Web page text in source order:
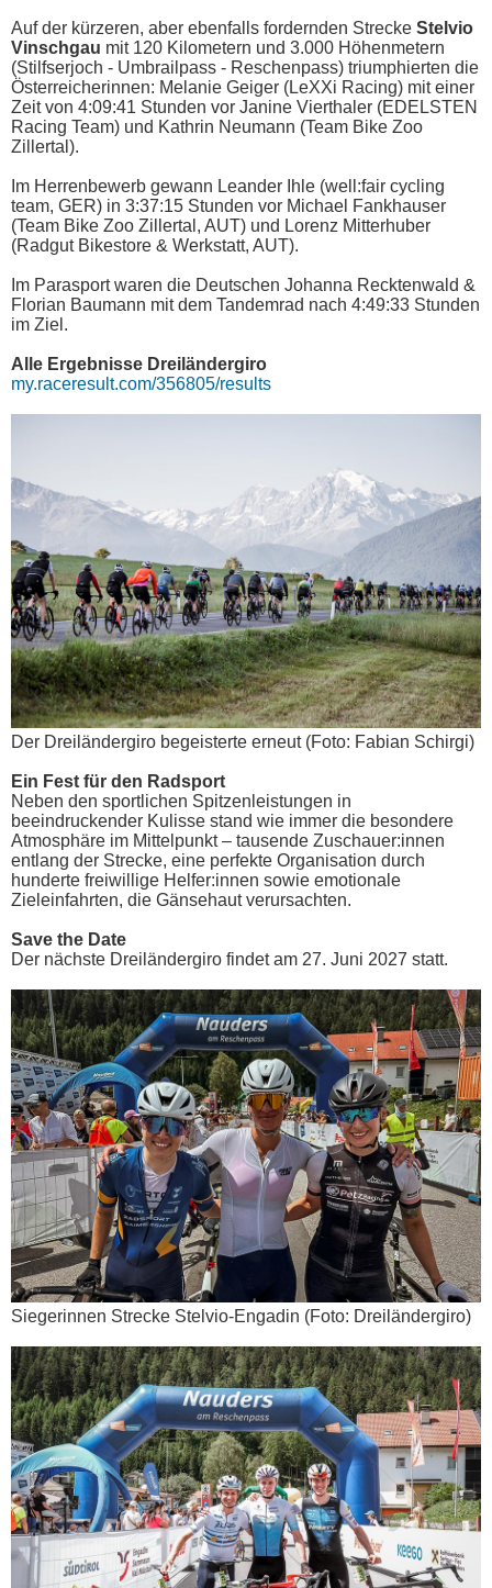
Auf der kürzeren, aber ebenfalls fordernden Strecke Stelvio
Vinschgau mit 120 Kilometern und 3.000 Höhenmetern
(Stilfserjoch - Umbrailpass - Reschenpass) triumphierten die
Österreicherinnen: Melanie Geiger (LeXXi Racing) mit einer
Zeit von 4:09:41 Stunden vor Janine Vierthaler (EDELSTEN
Racing Team) und Kathrin Neumann (Team Bike Zoo
Zillertal).
Im Herrenbewerb gewann Leander Ihle (well:fair cycling
team, GER) in 3:37:15 Stunden vor Michael Fankhauser
(Team Bike Zoo Zillertal, AUT) und Lorenz Mitterhuber
(Radgut Bikestore & Werkstatt, AUT).
Im Parasport waren die Deutschen Johanna Recktenwald &
Florian Baumann mit dem Tandemrad nach 4:49:33 Stunden
im Ziel.
Alle Ergebnisse Dreiländergiro
my.raceresult.com/356805/results
Der Dreiländergiro begeisterte erneut (Foto: Fabian Schirgi)
Ein Fest für den Radsport
Neben den sportlichen Spitzenleistungen in
beeindruckender Kulisse stand wie immer die besondere
Atmosphäre im Mittelpunkt – tausende Zuschauer:innen
entlang der Strecke, eine perfekte Organisation durch
hunderte freiwillige Helfer:innen sowie emotionale
Zieleinfahrten, die Gänsehaut verursachten.
Save the Date
Der nächste Dreiländergiro findet am 27. Juni 2027 statt.
Siegerinnen Strecke Stelvio-Engadin (Foto: Dreiländergiro)